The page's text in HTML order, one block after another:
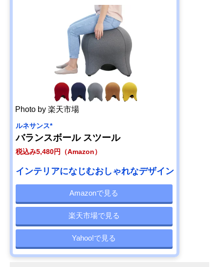
Photo by 楽天市場
ルネサンス*
バランスボール スツール
税込み5,480円（Amazon）
インテリアになじむおしゃれなデザイン
Amazonで見る
楽天市場で見る
Yahoo!で見る